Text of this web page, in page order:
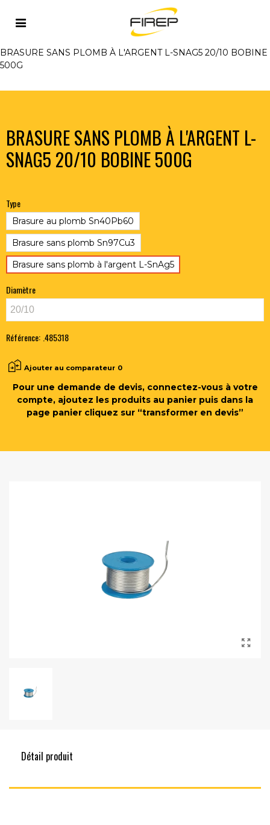
Accueil METAUX D'APPORT >
BRASURES ET SOUDO-
BRASURES EN BOBINE AVEC/SANS PLOMB
BRASURE SANS PLOMB À L'ARGENT L-SNAG5 20/10 BOBINE
500G
BRASURE SANS PLOMB À L'ARGENT L-
SNAG5 20/10 BOBINE 500G
Type
Brasure au plomb Sn40Pb60
Brasure sans plomb Sn97Cu3
Brasure sans plomb à l'argent L-SnAg5
Diamètre
Référence: .485318
Ajouter au comparateur 0
Pour une demande de devis, connectez-vous à votre
compte, ajoutez les produits au panier puis dans la
page panier cliquez sur “transformer en devis”
Détail produit